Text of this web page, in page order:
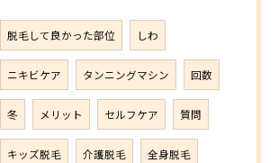
脱毛して良かった部位 しわ
ニキビケア タンニングマシン 回数
冬 メリット セルフケア 質問
キッズ脱毛 介護脱毛 全身脱毛